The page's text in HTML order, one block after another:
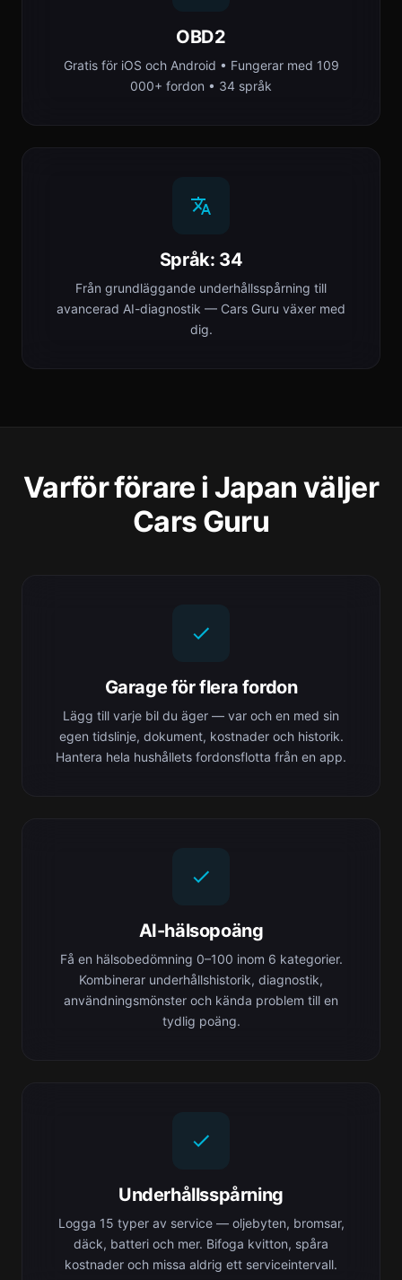
OBD2
Gratis för iOS och Android • Fungerar med 109
000+ fordon • 34 språk
Språk: 34
Från grundläggande underhållsspårning till
avancerad AI-diagnostik — Cars Guru växer med
dig.
Varför förare i Japan väljer
Cars Guru
Garage för flera fordon
Lägg till varje bil du äger — var och en med sin
egen tidslinje, dokument, kostnader och historik.
Hantera hela hushållets fordonsflotta från en app.
AI-hälsopoäng
Få en hälsobedömning 0–100 inom 6 kategorier.
Kombinerar underhållshistorik, diagnostik,
användningsmönster och kända problem till en
tydlig poäng.
Underhållsspårning
Logga 15 typer av service — oljebyten, bromsar,
däck, batteri och mer. Bifoga kvitton, spåra
kostnader och missa aldrig ett serviceintervall.